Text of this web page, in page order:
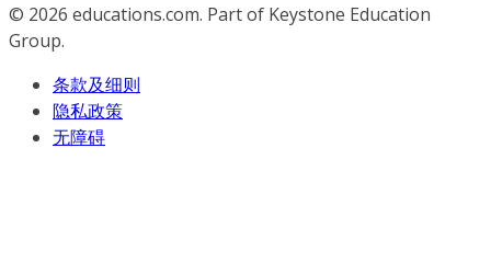
© 2026 educations.com. Part of Keystone Education
Group.
条款及细则
隐私政策
无障碍